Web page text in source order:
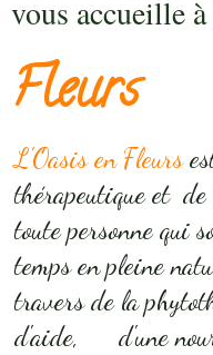
vous accueille à
Fleurs
L'Oasis en Fleurs
thérapeutique et de
toute personne qui
temps en pleine
travers de la
d'aide, d'une